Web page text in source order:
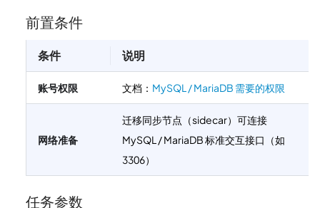
前置条件
条件 说明
账号权限 文档： MySQL / MariaDB 需要的权限
网络准备
迁移同步节点（sidecar）可连接
MySQL / MariaDB 标准交互接口（如
3306）
任务参数